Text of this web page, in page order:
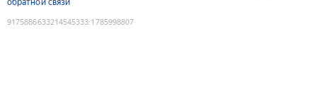
9175886633214545333:1785998807